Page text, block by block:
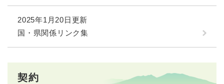
2025年1月20日更新
国・県関係リンク集
契約